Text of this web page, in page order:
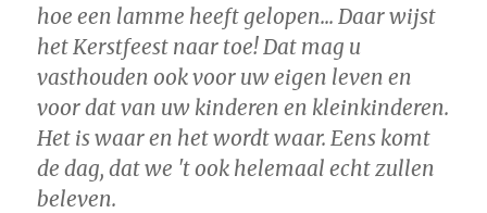
hoe een lamme heeft gelopen... Daar wijst
het Kerstfeest naar toe! Dat mag u
vasthouden ook voor uw eigen leven en
voor dat van uw kinderen en kleinkinderen.
Het iswaaren het wordtwaar. Eens komt
de dag, dat we 't ook helemaal echt zullen
beleven.